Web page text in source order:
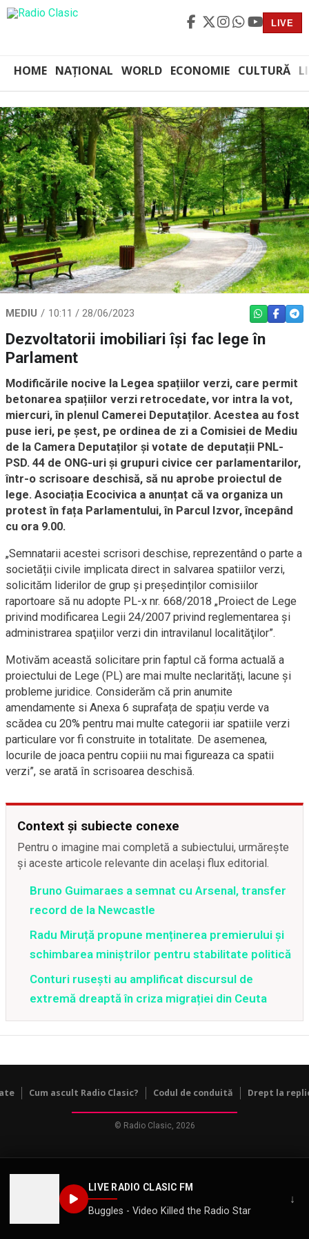
LIVE
HOME NAȚIONAL WORLD ECONOMIE CULTURĂ
LIVE RADIO CLASIC FM
Buggles - Video Killed the Radio Star
↓
MEDIU 10:11 / 28/06/2023 WHATSAPP
Dezvoltatorii imobiliari își fac lege în
Parlament
Modificările nocive la Legea spațiilor verzi, care permit
betonarea spațiilor verzi retrocedate, vor intra la vot,
miercuri, în plenul Camerei Deputaților. Acestea au fost
puse ieri, pe șest, pe ordinea de zi a Comisiei de Mediu
de la Camera Deputaților și votate de deputații PNL-
PSD. 44 de ONG-uri și grupuri civice cer parlamentarilor,
într-o scrisoare deschisă, să nu aprobe proiectul de
lege. Asociația Ecocivica a anunțat că va organiza un
protest în fața Parlamentului, în Parcul Izvor, începând
cu ora 9.00.
„Semnatarii acestei scrisori deschise, reprezentând o parte a
societății civile implicata direct in salvarea spatiilor verzi,
solicităm liderilor de grup și președinților comisiilor
raportoare să nu adopte PL-x nr. 668/2018 „Proiect de Lege
privind modificarea Legii 24/2007 privind reglementarea şi
administrarea spaţiilor verzi din intravilanul localităţilor”.
Motivăm această solicitare prin faptul că forma actuală a
proiectului de Lege (PL) are mai multe neclarități, lacune și
probleme juridice. Considerăm că prin anumite
amendamente si Anexa 6 suprafața de spațiu verde va
scădea cu 20% pentru mai multe categorii iar spatiile verzi
particulare vor fi construite in totalitate. De asemenea,
locurile de joaca pentru copiii nu mai figureaza ca spatii
verzi”, se arată în scrisoarea deschisă.
Context și subiecte conexe
Pentru o imagine mai completă a subiectului, urmărește
și aceste articole relevante din același flux editorial.
Bruno Guimaraes a semnat cu Arsenal, transfer
record de la Newcastle
Radu Miruță propune menținerea premierului și
schimbarea miniștrilor pentru stabilitate politică
Conturi rusești au amplificat discursul de
extremă dreaptă în criza migrației din Ceuta
Cum ascult Radio Clasic? Codul de conduită Drept la
© Radio Clasic, 2026